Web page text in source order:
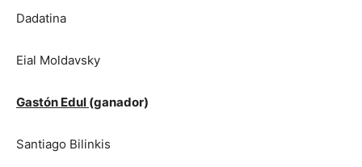
Dadatina
Eial Moldavsky
Gastón Edul (ganador)
Santiago Bilinkis